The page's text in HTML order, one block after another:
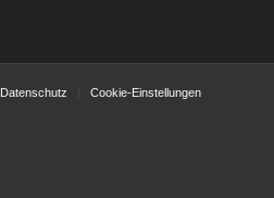
Datenschutz Cookie-Einstellungen